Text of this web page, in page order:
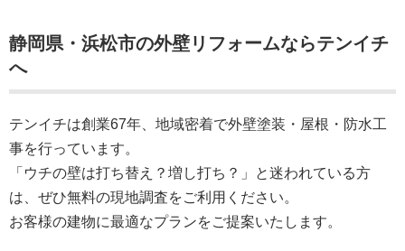
静岡県・浜松市の外壁リフォームならテンイチ
へ
テンイチは創業67年、地域密着で外壁塗装・屋根・防水工
事を行っています。
「ウチの壁は打ち替え？増し打ち？」と迷われている方
は、ぜひ無料の現地調査をご利用ください。
お客様の建物に最適なプランをご提案いたします。